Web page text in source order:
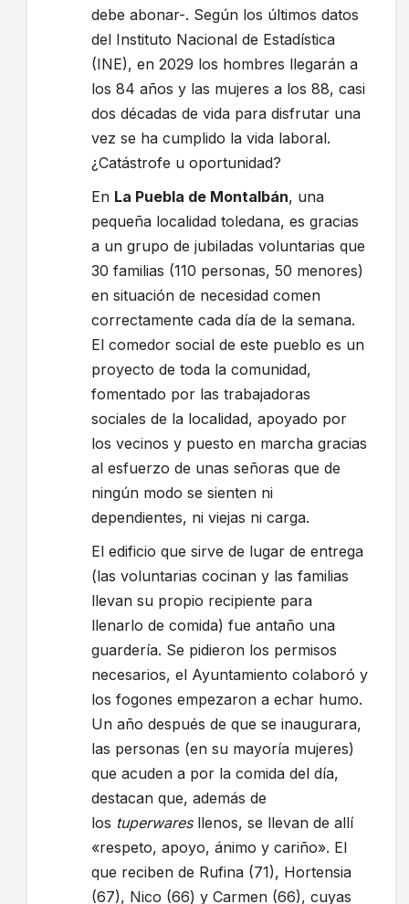
debe abonar-. Según los últimos datos
del Instituto Nacional de Estadística
(INE), en 2029 los hombres llegarán a
los 84 años y las mujeres a los 88, casi
dos décadas de vida para disfrutar una
vez se ha cumplido la vida laboral.
¿Catástrofe u oportunidad?
En La Puebla de Montalbán, una
pequeña localidad toledana, es gracias
a un grupo de jubiladas voluntarias que
30 familias (110 personas, 50 menores)
en situación de necesidad comen
correctamente cada día de la semana.
El comedor social de este pueblo es un
proyecto de toda la comunidad,
fomentado por las trabajadoras
sociales de la localidad, apoyado por
los vecinos y puesto en marcha gracias
al esfuerzo de unas señoras que de
ningún modo se sienten ni
dependientes, ni viejas ni carga.
El edificio que sirve de lugar de entrega
(las voluntarias cocinan y las familias
llevan su propio recipiente para
llenarlo de comida) fue antaño una
guardería. Se pidieron los permisos
necesarios, el Ayuntamiento colaboró y
los fogones empezaron a echar humo.
Un año después de que se inaugurara,
las personas (en su mayoría mujeres)
que acuden a por la comida del día,
destacan que, además de
los tuperwares llenos, se llevan de allí
«respeto, apoyo, ánimo y cariño». El
que reciben de Rufina (71), Hortensia
(67), Nico (66) y Carmen (66), cuyas